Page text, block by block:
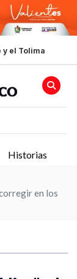
y el Tolima
Historias
en los